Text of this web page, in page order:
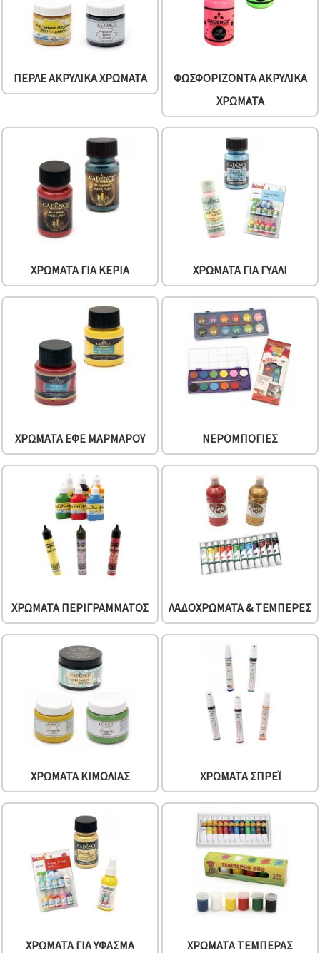
ΠΕΡΛΈ ΑΚΡΥΛΙΚΆ ΧΡΏΜΑΤΑ
ΦΩΣΦΟΡΊΖΟΝΤΑ ΑΚΡΥΛΙΚΆ
ΧΡΏΜΑΤΑ
ΧΡΏΜΑΤΑ ΓΙΑ ΚΕΡΙΆ ΧΡΏΜΑΤΑ ΓΙΑ ΓΥΑΛΊ
ΧΡΏΜΑΤΑ ΕΦΈ ΜΑΡΜΆΡΟΥ ΝΕΡΟΜΠΟΓΙΈΣ
ΧΡΏΜΑΤΑ ΠΕΡΙΓΡΆΜΜΑΤΟΣ ΛΑΔΟΧΡΏΜΑΤΑ & ΤΈΜΠΕΡΕΣ
ΧΡΏΜΑΤΑ ΚΙΜΩΛΊΑΣ ΧΡΏΜΑΤΑ ΣΠΡΈΙ
ΧΡΏΜΑΤΑ ΓΙΑ ΎΦΑΣΜΑ ΧΡΏΜΑΤΑ ΤΈΜΠΕΡΑΣ